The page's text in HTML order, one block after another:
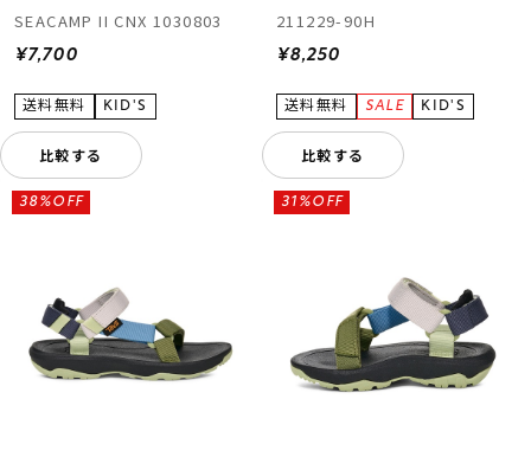
SEACAMP II CNX 1030803
¥7,700
比較する
211229-90H
¥8,250
比較する
38%OFF 31%OFF